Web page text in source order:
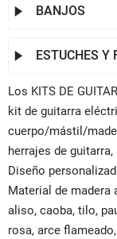
 BANJOS
 ESTUCHES Y
Los KITS DE
kit de guitarra
cuerpo/mástil/
herrajes de
Diseño
Material de madera
aliso, caoba, tilo,
rosa, arce